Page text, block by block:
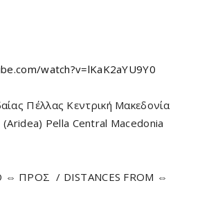
watch?v=lKaK2aYU9Y0
Πέλλας Κεντρική Μακεδονία
Pella Central Macedonia
ΠΡΟΣ / DISTANCES FROM ⇔